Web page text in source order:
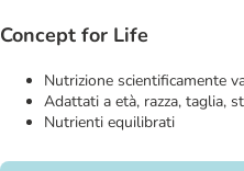
Concept for Life
Nutrizione scientificamente
Adattati a età, razza, taglia,
Nutrienti equilibrati